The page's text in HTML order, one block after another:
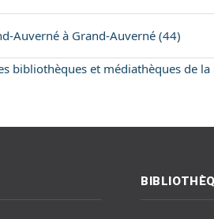
Auverné à Grand-Auverné (44)
bibliothèques et médiathèques de